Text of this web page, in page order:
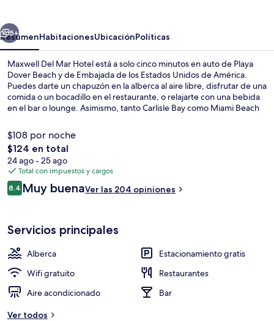
Siguiente
5+
ResumenHabitacionesUbicaciónPolíticas
Maxwell Del Mar Hotel está a solo cinco minutos en auto de Playa
Dover Beach y de Embajada de los Estados Unidos de América.
Puedes darte un chapuzón en la alberca al aire libre, disfrutar de una
comida o un bocadillo en el restaurante, o relajarte con una bebida
en el bar o lounge. Asimismo, tanto Carlisle Bay como Miami Beach
de las amenidades y características como el personal amable.
$108 por noche
El
precio
total
es
de
$124 en total
24 ago - 25 ago
Total con impuestos y cargos
Opiniones
8.48.4 de 10,
Muy buenaVer las 204 opiniones
Servicios principales
Alberca
Estacionamiento gratis
Wifi gratuito
Restaurantes
Aire acondicionado
Bar
Ver todos